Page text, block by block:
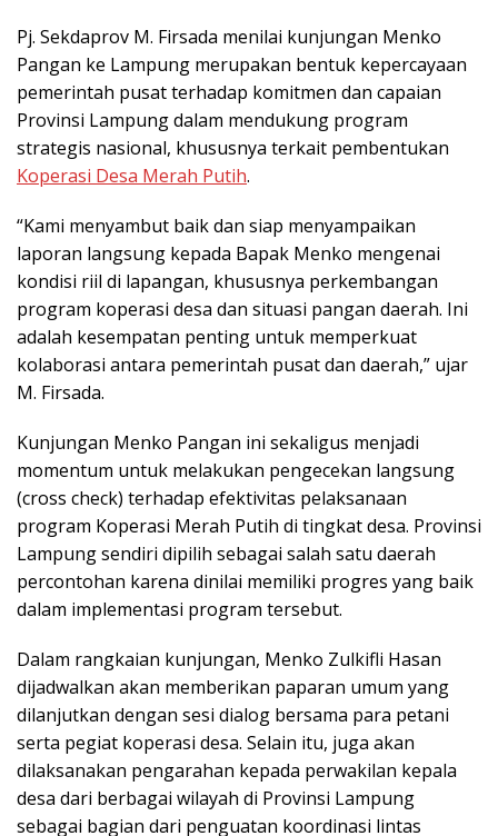
Pj. Sekdaprov M. Firsada menilai kunjungan Menko
Pangan ke Lampung merupakan bentuk kepercayaan
pemerintah pusat terhadap komitmen dan capaian
Provinsi Lampung dalam mendukung program
strategis nasional, khususnya terkait pembentukan
Koperasi Desa Merah Putih.
“Kami menyambut baik dan siap menyampaikan
laporan langsung kepada Bapak Menko mengenai
kondisi riil di lapangan, khususnya perkembangan
program koperasi desa dan situasi pangan daerah. Ini
adalah kesempatan penting untuk memperkuat
kolaborasi antara pemerintah pusat dan daerah,” ujar
M. Firsada.
Kunjungan Menko Pangan ini sekaligus menjadi
momentum untuk melakukan pengecekan langsung
(cross check) terhadap efektivitas pelaksanaan
program Koperasi Merah Putih di tingkat desa. Provinsi
Lampung sendiri dipilih sebagai salah satu daerah
percontohan karena dinilai memiliki progres yang baik
dalam implementasi program tersebut.
Dalam rangkaian kunjungan, Menko Zulkifli Hasan
dijadwalkan akan memberikan paparan umum yang
dilanjutkan dengan sesi dialog bersama para petani
serta pegiat koperasi desa. Selain itu, juga akan
dilaksanakan pengarahan kepada perwakilan kepala
desa dari berbagai wilayah di Provinsi Lampung
sebagai bagian dari penguatan koordinasi lintas